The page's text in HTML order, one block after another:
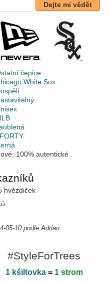
Dejte mi vědět
čepice
White Sox
100% autentické
hvězdiček
05-10 podle Adrian
#StyleForTrees
1 kšiltovka= 1 strom